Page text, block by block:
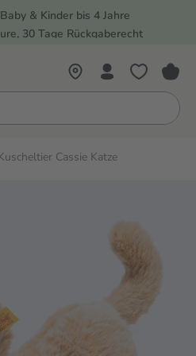
& Kinder bis 4 Jahre
30 Tage Rückgaberecht
Cassie Katze